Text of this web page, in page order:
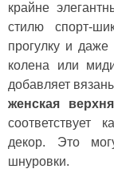
крайне
стилю спорт-
прогулку и
колена или
добавляет
женская
соответствует
декор. Это
шнуровки.